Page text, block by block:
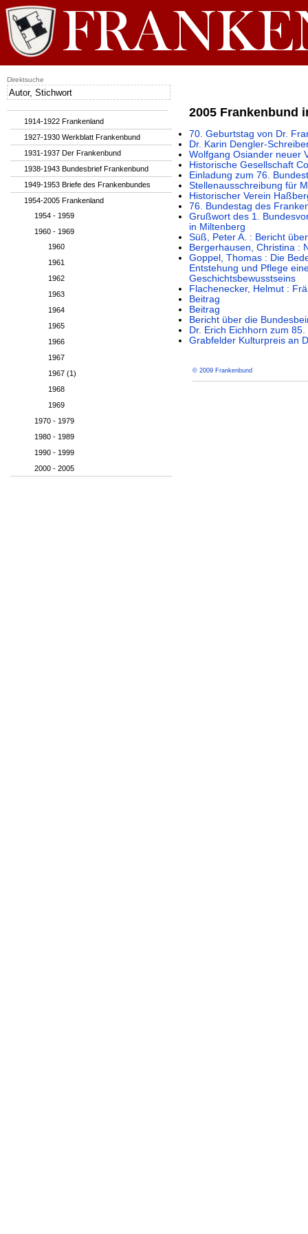
2005 Frankenbund
70. Geburtstag von Dr.
Dr. Karin Dengler-
Wolfgang Osiander neuer
Historische Gesellschaft
Einladung zum 76.
Stellenausschreibung für
Historischer Verein
76. Bundestag des
Grußwort des 1.
in Miltenberg
Süß, Peter A. : Bericht
Bergerhausen, Christina :
Goppel, Thomas : Die
Entstehung und Pflege
Geschichtsbewusstseins
Flachenecker, Helmut :
Beitrag
Beitrag
Bericht über die
Dr. Erich Eichhorn zum
Grabfelder Kulturpreis an
© 2009 Frankenbund
1914-1922 Frankenland
1927-1930 Werkblatt Frankenbund
1931-1937 Der Frankenbund
1938-1943 Bundesbrief Frankenbund
1949-1953 Briefe des Frankenbundes
1954-2005 Frankenland
1954 - 1959
1960 - 1969
1960
1961
1962
1963
1964
1965
1966
1967
1967 (1)
1968
1969
1970 - 1979
1980 - 1989
1990 - 1999
2000 - 2005
Direktsuche